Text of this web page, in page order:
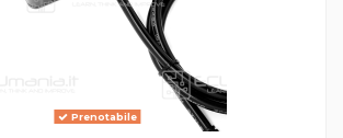
Prenotabile